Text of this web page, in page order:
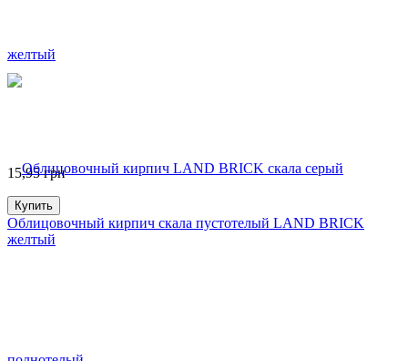
15,95грн
Купить
Облицовочный кирпич скала пустотелый LAND BRICK
желтый